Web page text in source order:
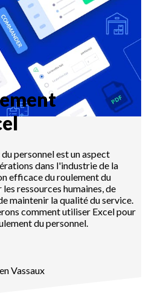
personnel est un aspect
dans l'industrie de la
efficace du roulement du
ressources humaines, de
maintenir la qualité du service.
comment utiliser Excel pour
du personnel.
Vassaux